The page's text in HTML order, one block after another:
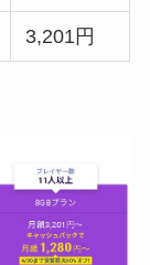
3,201円